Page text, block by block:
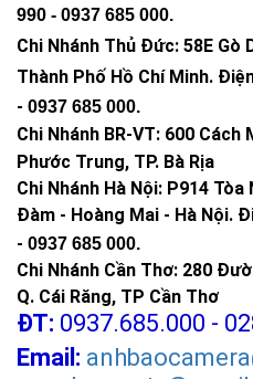
990 - 0937 685 000.
Chi Nhánh Thủ Đức: 58E Gò
Thành Phố Hồ Chí Minh.
- 0937 685 000.
Chi Nhánh BR-VT: 600 Cách
Phước Trung, TP. Bà Rịa
Chi Nhánh Hà Nội: P914
Đàm - Hoàng Mai - Hà Nội.
- 0937 685 000.
Chi Nhánh Cần Thơ: 280
Q. Cái Răng, TP Cần Thơ
ĐT: 0937.685.000 -
Email: